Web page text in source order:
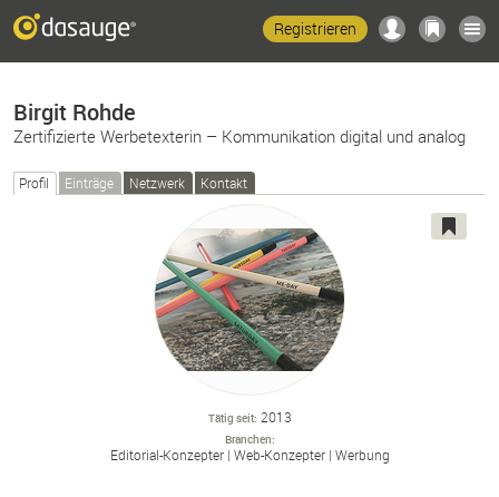
Registrieren
Birgit Rohde
Zertifizierte Werbetexterin – Kommunikation digital und analog
Profil Einträge Netzwerk Kontakt
Tätig seit 2013
Branchen
Editorial-Konzepter Web-Konzepter Werbung